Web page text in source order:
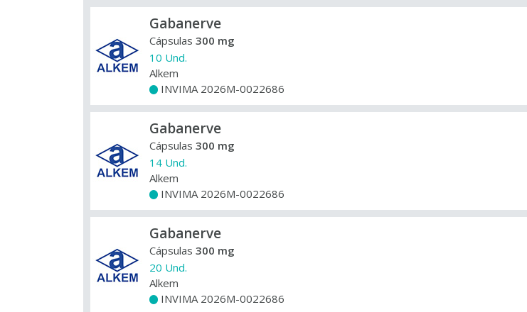
Gabanerve
Cápsulas 300 mg
10 Und.
Alkem
INVIMA 2026M-0022686
Gabanerve
Cápsulas 300 mg
14 Und.
Alkem
INVIMA 2026M-0022686
Gabanerve
Cápsulas 300 mg
20 Und.
Alkem
INVIMA 2026M-0022686